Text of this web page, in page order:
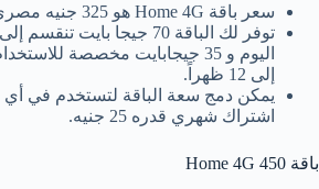
سعر باقة Home 4G هو 325 جنيه مصري غير شاملة الضريبة.
إلى 12 ظهراً.
يمكن دمج سعة الباقة لتستخدم في
اشتراك شهري قدره 25 جنيه.
باقة Home 4G 450